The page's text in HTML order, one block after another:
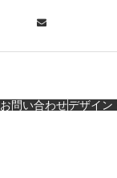
お問い合わせデザイン